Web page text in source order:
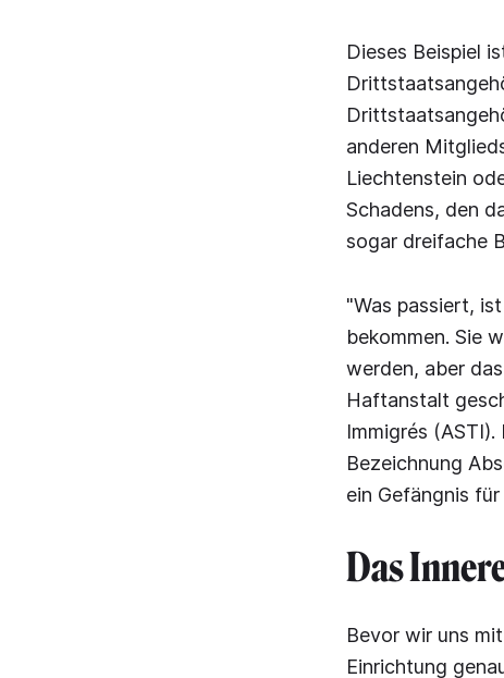
Dieses Beispiel
anderen
Liechtenstein
Schadens, den
sogar dreifache
"Was passiert,
bekommen. Sie
werden, aber
Haftanstalt
Immigrés
Bezeichnung
ein Gefängnis für
Das
Bevor wir uns
Einrichtung